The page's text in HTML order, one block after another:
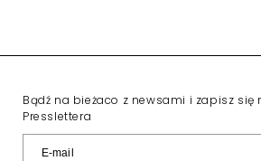
Bądź na bieżaco z newsami i zapisz się
Presslettera